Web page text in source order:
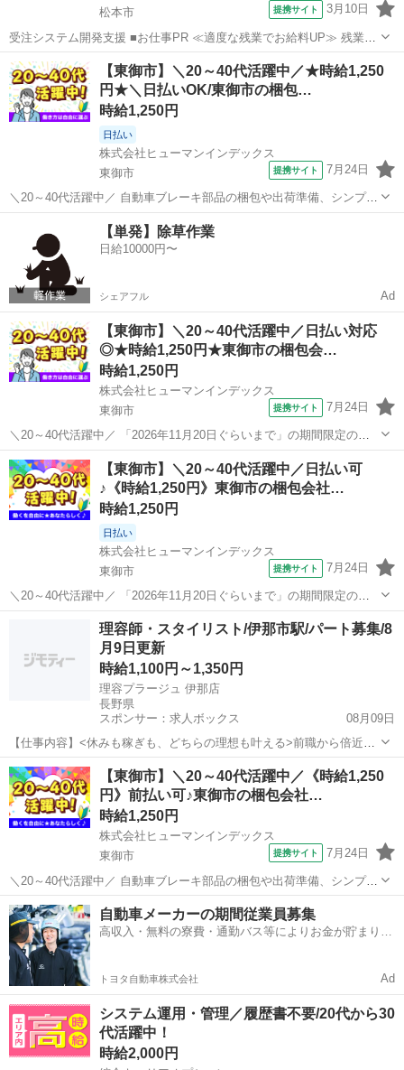
松本市
提携サイト 3月10日
受注システム開発支援 ■お仕事PR ≪適度な残業でお給料UP≫ 残業は
月20時間未満で、 ほどよく稼げます♪ ≪未経験の方も大カンゲイ≫ 新
しいことにチャレンジするのは不安だけど、 しっかり働く環境が整っ
ています！ イチか...
長野 松本市 その他
【東御市】＼20～40代活躍中／★時給1,250
円★＼日払いOK/東御市の梱包…
時給1,250円
日払い
株式会社ヒューマンインデックス
東御市
提携サイト 7月24日
＼20～40代活躍中／ 自動車ブレーキ部品の梱包や出荷準備、シンプル
な組付け、目視検査などをお願いします。 「2026年11月20日ぐらいま
で」の期間限定のお仕事になります! 未経験の方でも始めやすいシンプ
ルな軽作業が中...
その他
【単発】除草作業
日給10000円〜
シェアフル Ad
【東御市】＼20～40代活躍中／日払い対応
◎★時給1,250円★東御市の梱包会…
時給1,250円
株式会社ヒューマンインデックス
東御市
提携サイト 7月24日
＼20～40代活躍中／ 「2026年11月20日ぐらいまで」の期間限定のお
仕事になります! 未経験の方でも始めやすいシンプルな軽作業が中心な
ので、工場ワークデビューにもおすすめです♪ 自動車ブレーキ部品の
梱包や出荷準備、...
長野 東御市 その他
【東御市】＼20～40代活躍中／日払い可
♪《時給1,250円》東御市の梱包会社…
時給1,250円
日払い
株式会社ヒューマンインデックス
東御市
提携サイト 7月24日
＼20～40代活躍中／ 「2026年11月20日ぐらいまで」の期間限定のお
仕事になります! 未経験の方でも始めやすいシンプルな軽作業が中心な
ので、工場ワークデビューにもおすすめです♪ 自動車ブレーキ部品の
梱包や出荷準備、...
東御市 その他
理容師・スタイリスト/伊那市駅/パート募集/8
月9日更新
時給1,100円～1,350円
理容プラージュ 伊那店
長野県
スポンサー：求人ボックス
08月09日
【仕事内容】<休みも稼ぎも、どちらの理想も叶える>前職から倍近い
給与になったスタッフも多数 <募集職種> 理容師 <仕事内容> 様々なお
客さまの「らしさ」を叶える、サロン業務全般をお任せします <プラ
ージュならではの働きやすさ&成...
アルバイト・パート
【東御市】＼20～40代活躍中／《時給1,250
円》前払い可♪東御市の梱包会社…
時給1,250円
株式会社ヒューマンインデックス
東御市
提携サイト 7月24日
＼20～40代活躍中／ 自動車ブレーキ部品の梱包や出荷準備、シンプル
な組付け、目視検査などをお任せいたします。 「2026年11月20日ぐら
いまで」の期間限定のお仕事になります! 未経験の方でも始めやすいシ
ンプルな軽作業...
長野 東御市 その他
自動車メーカーの期間従業員募集
高収入・無料の寮費・通勤バス等によりお金が貯まりや
トヨタ自動車株式会社 Ad
システム運用・管理／履歴書不要/20代から30
代活躍中！
時給2,000円